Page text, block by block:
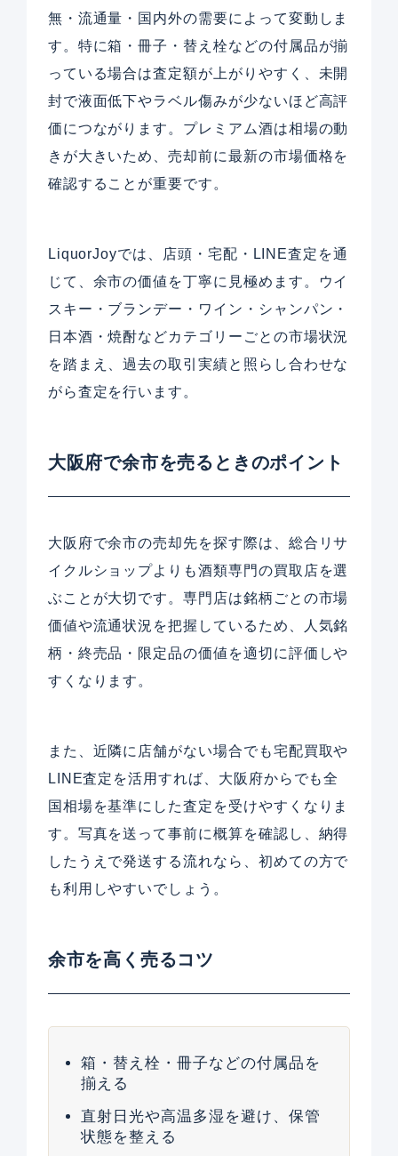
無・流通量・国内外の需要によって変動しま
す。特に箱・冊子・替え栓などの付属品が揃
っている場合は査定額が上がりやすく、未開
封で液面低下やラベル傷みが少ないほど高評
価につながります。プレミアム酒は相場の動
きが大きいため、売却前に最新の市場価格を
確認することが重要です。
LiquorJoyでは、店頭・宅配・LINE査定を通
じて、余市の価値を丁寧に見極めます。ウイ
スキー・ブランデー・ワイン・シャンパン・
日本酒・焼酎などカテゴリーごとの市場状況
を踏まえ、過去の取引実績と照らし合わせな
がら査定を行います。
大阪府で余市を売るときのポイント
大阪府で余市の売却先を探す際は、総合リサ
イクルショップよりも酒類専門の買取店を選
ぶことが大切です。専門店は銘柄ごとの市場
価値や流通状況を把握しているため、人気銘
柄・終売品・限定品の価値を適切に評価しや
すくなります。
また、近隣に店舗がない場合でも宅配買取や
LINE査定を活用すれば、大阪府からでも全
国相場を基準にした査定を受けやすくなりま
す。写真を送って事前に概算を確認し、納得
したうえで発送する流れなら、初めての方で
も利用しやすいでしょう。
余市を高く売るコツ
箱・替え栓・冊子などの付属品を
揃える
直射日光や高温多湿を避け、保管
状態を整える